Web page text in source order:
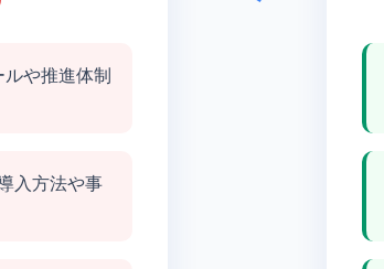
や推進体制
入方法や事